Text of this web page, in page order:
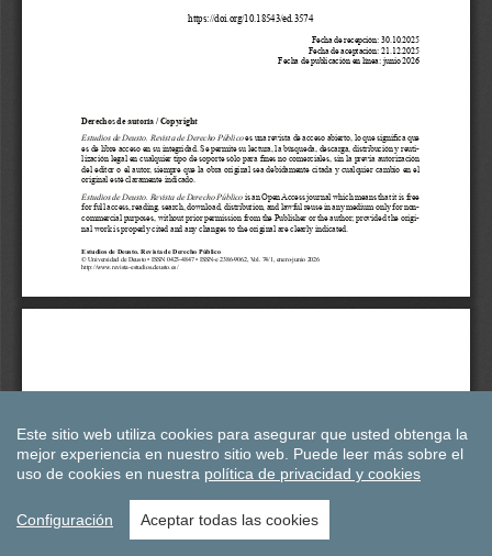
Este sitio web utiliza cookies para asegurar que usted obtenga la
mejor experiencia en nuestro sitio web. Puede leer más sobre el
uso de cookies en nuestra política de privacidad y cookies
Configuración Aceptar todas las cookies